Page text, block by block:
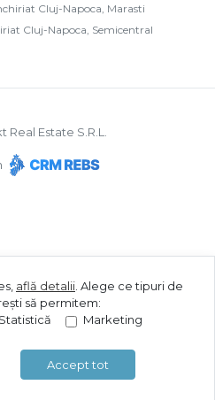
Solicită vizionare
Cluj-Napoca, Marasti
Cluj-Napoca, Semicentral
Real Estate S.R.L.
află detalii Alege ce tipuri de
să permitem:
Statistică Marketing
Accept tot